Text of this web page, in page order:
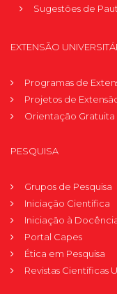
Sugestões de
EXTENSÃO
Programas de
Projetos de
Orientação Gratuita
PESQUISA
Grupos de Pesquisa
Iniciação Científica
Iniciação à
Portal Capes
Ética em Pesquisa
Revistas Científicas